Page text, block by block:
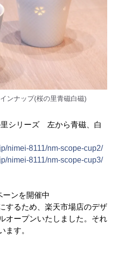
ンナップ(桜の里青磁白磁)
シリーズ 左から青磁、白
nimei-8111/nm-scope-cup2/
nimei-8111/nm-scope-cup3/
ンを開催中
するため、楽天市場店のデザ
オープンいたしました。それ
ます。